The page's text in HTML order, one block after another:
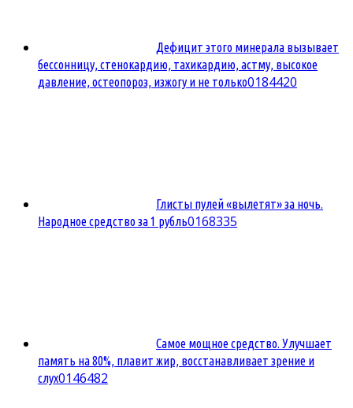
Дефицит этого минерала вызывает
бессонницу, стенокардию, тахикардию, астму, высокое
давление, остеопороз, изжогу и не только0184420
Глисты пулей «вылетят» за ночь.
Народное средство за 1 рубль0168335
Самое мощное средство. Улучшает
память на 80%, плавит жир, восстанавливает зрение и
слух0146482